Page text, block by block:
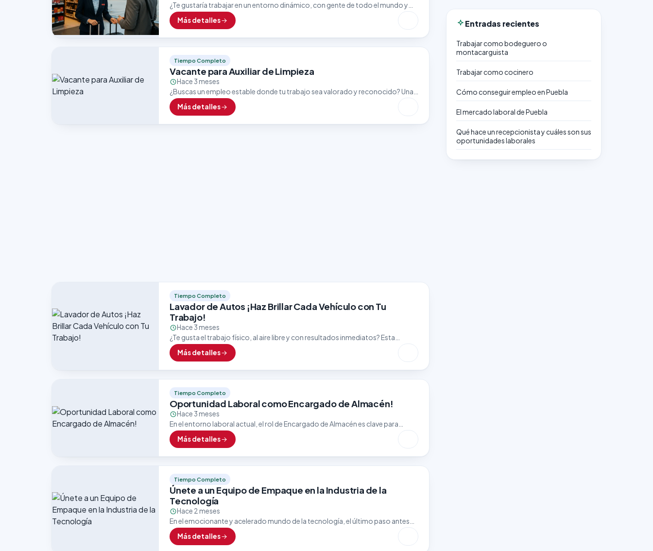
¿Te gustaría trabajar en un entorno dinámico, con gente de todo el mundo y
excelentes oportunidades de crecimiento? Una importante tienda ubicada
dentro del…
Más detalles
Tiempo Completo
Vacante para Auxiliar de Limpieza
Hace 3 meses
¿Buscas un empleo estable donde tu trabajo sea valorado y reconocido? Una
empresa líder en su sector está en la búsqueda de personas responsables…
Más detalles
Tiempo Completo
Lavador de Autos ¡Haz Brillar Cada Vehículo con Tu
Trabajo!
Hace 3 meses
¿Te gusta el trabajo físico, al aire libre y con resultados inmediatos? Esta
vacante como Lavador de Autos es ideal para personas detallistas,
responsables…
Más detalles
Tiempo Completo
Oportunidad Laboral como Encargado de Almacén!
Hace 3 meses
En el entorno laboral actual, el rol de Encargado de Almacén es clave para
asegurar un flujo eficiente y constante de mercancías, insumos y…
Más detalles
Tiempo Completo
Únete a un Equipo de Empaque en la Industria de la
Tecnología
Hace 2 meses
En el emocionante y acelerado mundo de la tecnología, el último paso antes
de que un producto llegue a manos del cliente es uno…
Más detalles
Entradas recientes
Trabajar como bodeguero o
montacarguista
Trabajar como cocinero
Cómo conseguir empleo en Puebla
El mercado laboral de Puebla
Qué hace un recepcionista y cuáles son sus
oportunidades laborales